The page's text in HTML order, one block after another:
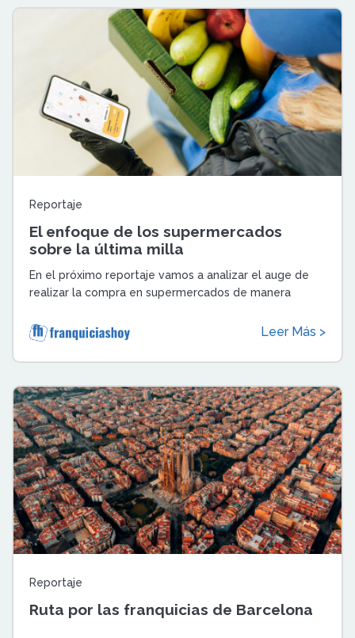
Reportaje
El enfoque de los supermercados
sobre la última milla
En el próximo reportaje vamos a analizar el auge de
realizar la compra en supermercados de manera
Leer Más >
Reportaje
Ruta por las franquicias de Barcelona